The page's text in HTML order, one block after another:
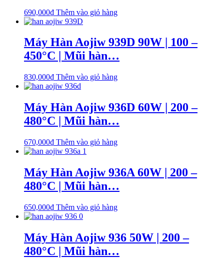
690,000₫ Thêm vào giỏ hàng
Máy Hàn Aojiw 939D 90W | 100 –
450°C | Mũi hàn…
830,000₫ Thêm vào giỏ hàng
Máy Hàn Aojiw 936D 60W | 200 –
480°C | Mũi hàn…
670,000₫ Thêm vào giỏ hàng
Máy Hàn Aojiw 936A 60W | 200 –
480°C | Mũi hàn…
650,000₫ Thêm vào giỏ hàng
Máy Hàn Aojiw 936 50W | 200 –
480°C | Mũi hàn…